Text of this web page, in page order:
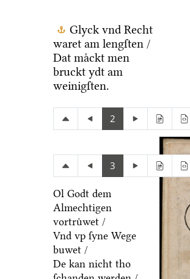
Glyck vnd Recht
waret am lengſten /
Dat maͤckt men
bruckt ydt am
weinigſten.
2
3
Ol Godt dem
Almechtigen
vortruͤwet /
Vnd vp ſyne Wege
buwet /
De kan nicht tho